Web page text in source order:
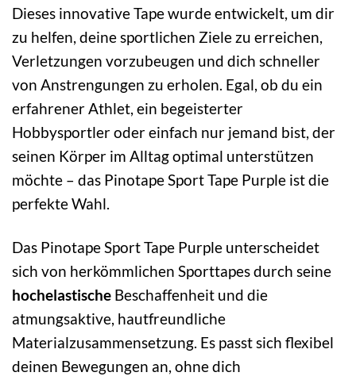
Dieses innovative Tape wurde entwickelt, um dir
zu helfen, deine sportlichen Ziele zu erreichen,
Verletzungen vorzubeugen und dich schneller
von Anstrengungen zu erholen. Egal, ob du ein
erfahrener Athlet, ein begeisterter
Hobbysportler oder einfach nur jemand bist, der
seinen Körper im Alltag optimal unterstützen
möchte – das Pinotape Sport Tape Purple ist die
perfekte Wahl.
Das Pinotape Sport Tape Purple unterscheidet
sich von herkömmlichen Sporttapes durch seine
hochelastische Beschaffenheit und die
atmungsaktive, hautfreundliche
Materialzusammensetzung. Es passt sich flexibel
deinen Bewegungen an, ohne dich